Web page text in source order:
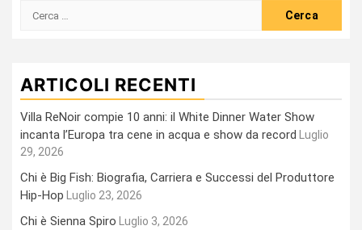
Ricerca
ARTICOLI RECENTI
Villa ReNoir compie 10 anni: il White Dinner Water Show
incanta l’Europa tra cene in acqua e show da record Luglio
29, 2026
Chi è Big Fish: Biografia, Carriera e Successi del Produttore
Hip-Hop Luglio 23, 2026
Chi è Sienna Spiro Luglio 3, 2026